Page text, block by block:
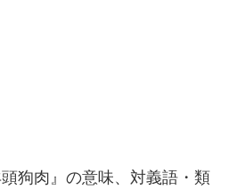
狗肉』の意味、対義語・類